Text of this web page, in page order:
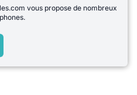
vous propose de nombreux